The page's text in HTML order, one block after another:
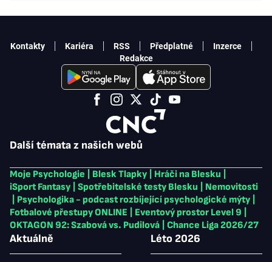
Další témata z našich webů
Moje Psychologie Blesk Tlapky Hráči na Blesku
iSport Fantasy
Spotřebitelské testy Blesku
Nemovitosti
Psychologika - podcast rozbíjející psychologické mýty
Fotbalové přestupy ONLINE
Eventový prostor Level 9
OKTAGON 92: Szabová vs. Pudilová
Chance Liga 2026/27
Aktuálně Léto 2026
Kontakty Kariéra RSS Předplatné
Inzerce
Redakce